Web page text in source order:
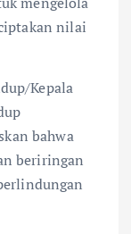
nilai
Kepala
bahwa
beriringan